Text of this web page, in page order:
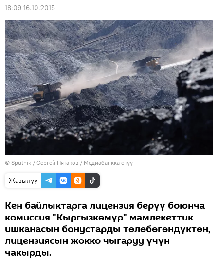
18:09 16.10.2015
© Sputnik / Сергей Пятаков / Медиабанкка өтүү
Жазылуу
Кен байлыктарга лицензия берүү боюнча
комиссия "Кыргызкөмүр" мамлекеттик
ишканасын бонустарды төлөбөгөндүктөн,
лицензиясын жокко чыгаруу үчүн
чакырды.